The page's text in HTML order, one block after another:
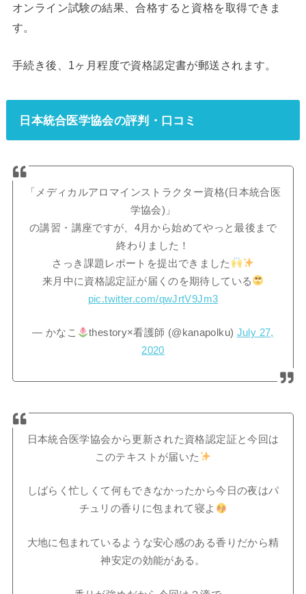
オンライン試験の結果、合格すると資格を取得できま
す。
手続き後、1ヶ月程度で資格認定書が郵送されます。
日本統合医学協会の評判・口コミ
「メディカルアロマインストラクター資格(日本統合医
学協会)」
の講習・講座ですが、4月から始めてやっと最後まで
終わりました！
さっき課題レポートを提出できました
来月中に資格認定証が届くのを期待している
pic.twitter.com/qwJrtV9Jm3
— かなこ thestory×看護師 (@kanapolku) July 27,
2020
日本統合医学協会から更新された資格認定証と今回は
このテキストが届いた
しばらく忙しくて何もできなかったから今日の夜はパ
チュリの香りに包まれて寝よ
大地に包まれているような安心感のある香りだから精
神安定の効能がある。